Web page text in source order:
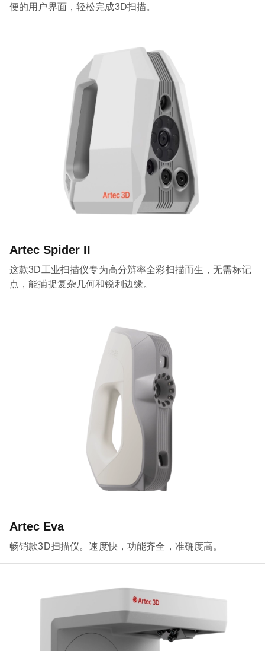
便的用户界面，轻松完成3D扫描。
Artec Spider II
这款3D工业扫描仪专为高分辨率全彩扫描而生，无需标记
点，能捕捉复杂几何和锐利边缘。
Artec Eva
畅销款3D扫描仪。速度快，功能齐全，准确度高。